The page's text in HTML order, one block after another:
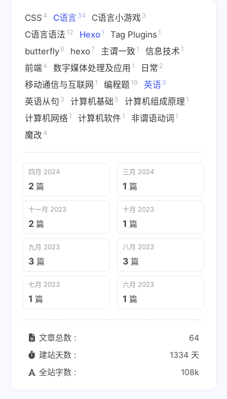
CSS 4 C语言 34 C语言小游戏 3
C语言语法 12 Hexo 1 Tag Plugins 1
butterfly 6 hexo 7 主谓一致 1 信息技术 1
前端 4 数字媒体处理及应用 1 日常 2
移动通信与互联网 1 编程题 19 英语 9
英语从句 3 计算机基础 5 计算机组成原理 1
计算机网络 1 计算机软件 1 非谓语动词 1
魔改 4
四月 2024
2 篇
三月 2024
1 篇
十一月 2023
2 篇
十月 2023
1 篇
九月 2023
3 篇
八月 2023
3 篇
七月 2023
1 篇
六月 2023
1 篇
文章总数 :
64
建站天数 :
1334 天
全站字数 :
108k